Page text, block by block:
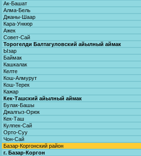
Ак-Башат
Алма-Бель
Джаны-Шаар
Кара-Ункюр
Ажек
Совет-Сай
Торогелди Балтагуловский айылный аймак
Ызар
Баймак
Кашкалак
Келте
Кош-Алмурут
Кош-Терек
Кажар
Кек-Ташский айылный аймак
Булак-Башы
Джалгыз-Орюк
Кек-Таш
Кулпек-Сай
Орто-Суу
Чон-Сай
Базар-Коргонский район
г. Базар-Коргон